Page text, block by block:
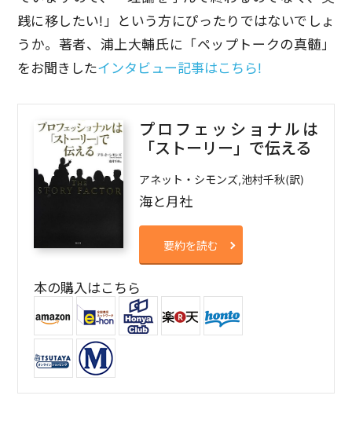
践に移したい!」という方にぴったりではないでしょ
うか。著者、浦上大輔氏に「ペップトークの真髄」
をお聞きしたインタビュー記事はこちら!
プロフェッショナルは
「ストーリー」で伝える
アネット・シモンズ,池村千秋(訳)
海と月社
要約を読む
本の購入はこちら